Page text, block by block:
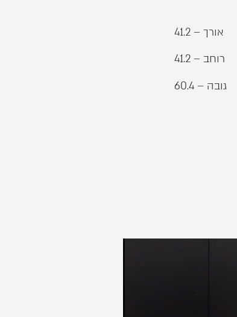
אורך – 41.2
רוחב – 41.2
גובה – 60.4